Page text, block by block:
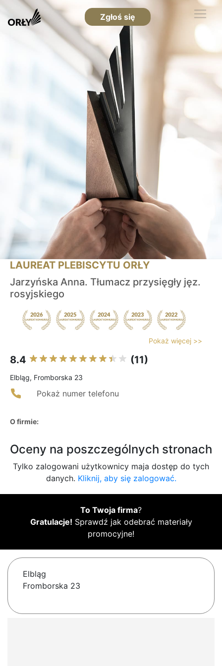
Zgłoś się
LAUREAT PLEBISCYTU ORŁY
Jarzyńska Anna. Tłumacz przysięgły jęz.
rosyjskiego
Pokaż więcej >>
8.4 (11)
Elbląg, Fromborska 23
Pokaż numer telefonu
O firmie:
Oceny na poszczególnych stronach
Tylko zalogowani użytkownicy maja dostęp do tych
danych. Kliknij, aby się zalogować.
To Twoja firma?
Gratulacje! Sprawdź jak odebrać materiały
promocyjne!
Elbląg
Fromborska 23